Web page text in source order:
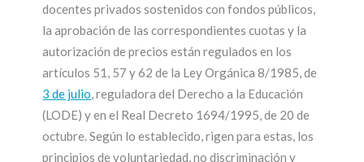
docentes privados sostenidos con fondos públicos,
la aprobación de las correspondientes cuotas y la
autorización de precios están regulados en los
artículos 51, 57 y 62 de la Ley Orgánica 8/1985, de
3 de julio, reguladora del Derecho a la Educación
(LODE) y en el Real Decreto 1694/1995, de 20 de
octubre. Según lo establecido, rigen para estas, los
principios de voluntariedad, no discriminación y